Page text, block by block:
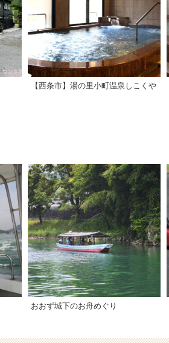
【西条市】湯の里小町温泉しこくや
おおず城下のお舟めぐり